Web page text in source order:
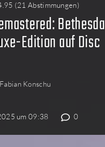
(21 Abstimmungen)
Bethesda
Edition auf Disc
Fabian Konschu
um 09:38 0